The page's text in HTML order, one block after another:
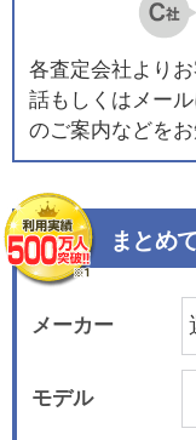
各査定会社より
話もしくはメー
のご案内などをお
まとめ
メーカー
モデル